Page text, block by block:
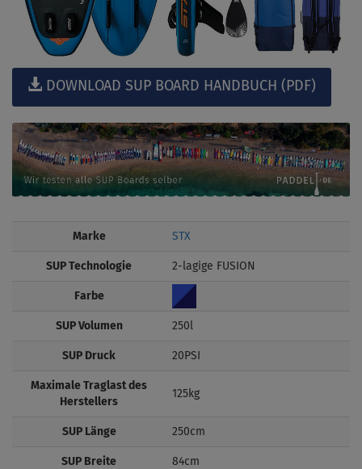
DOWNLOAD SUP BOARD HANDBUCH (PDF)
Marke STX
SUP Technologie 2-lagige FUSION
Farbe
SUP Volumen 250l
SUP Druck 20PSI
Maximale Traglast des
Herstellers
125kg
SUP Länge 250cm
SUP Breite 84cm